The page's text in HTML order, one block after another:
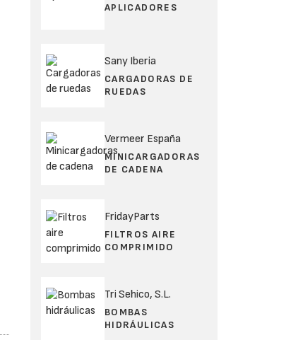
APLICADORES
Sany Iberia
CARGADORAS DE
RUEDAS
Vermeer España
MINICARGADORAS
DE CADENA
FridayParts
FILTROS AIRE
COMPRIMIDO
Tri Sehico, S.L.
BOMBAS
HIDRÁULICAS